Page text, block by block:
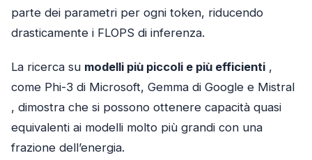
parte dei parametri per ogni token, riducendo
drasticamente i FLOPS di inferenza.
La ricerca su modelli più piccoli e più efficienti ,
come Phi-3 di Microsoft, Gemma di Google e Mistral
, dimostra che si possono ottenere capacità quasi
equivalenti ai modelli molto più grandi con una
frazione dell’energia.